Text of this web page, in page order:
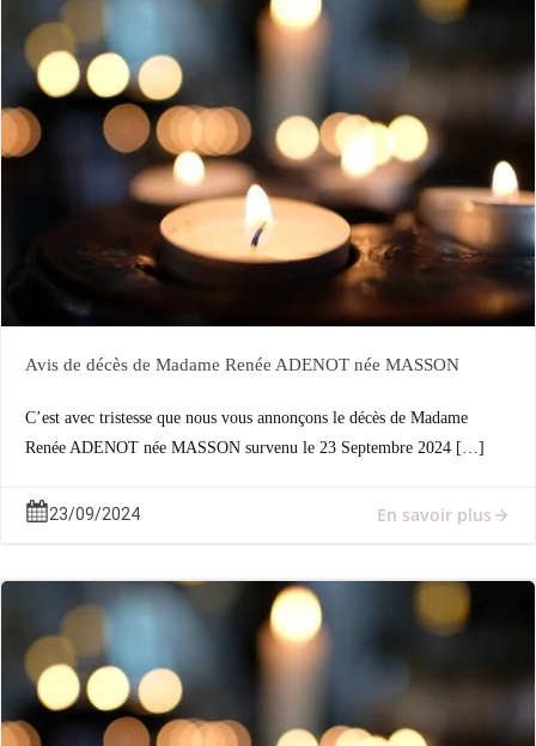
Avis de décès de Madame Renée ADENOT née MASSON
C’est avec tristesse que nous vous annonçons le décès de Madame
Renée ADENOT née MASSON survenu le 23 Septembre 2024 […]
23/09/2024 En savoir plus